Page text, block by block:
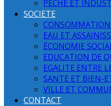
PECHE ET
SOCIETE
EAU ET
ÉCONOMIE
EDUCATION DE
EGALITE ENTRE
SANTE ET BIEN-
VILLE ET
CONTACT